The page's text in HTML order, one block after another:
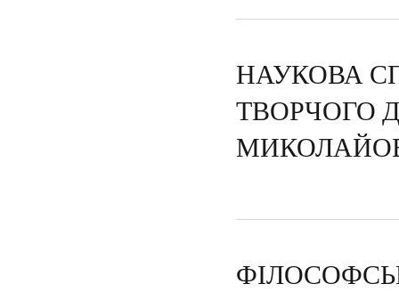
НАУКОВА
ТВОРЧОГО